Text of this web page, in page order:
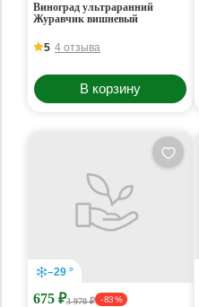
Виноград ультраранний
Журавчик вишневый
5 4 отзыва
В корзину
–29 °
675 ₽3 970 ₽ - 83 %